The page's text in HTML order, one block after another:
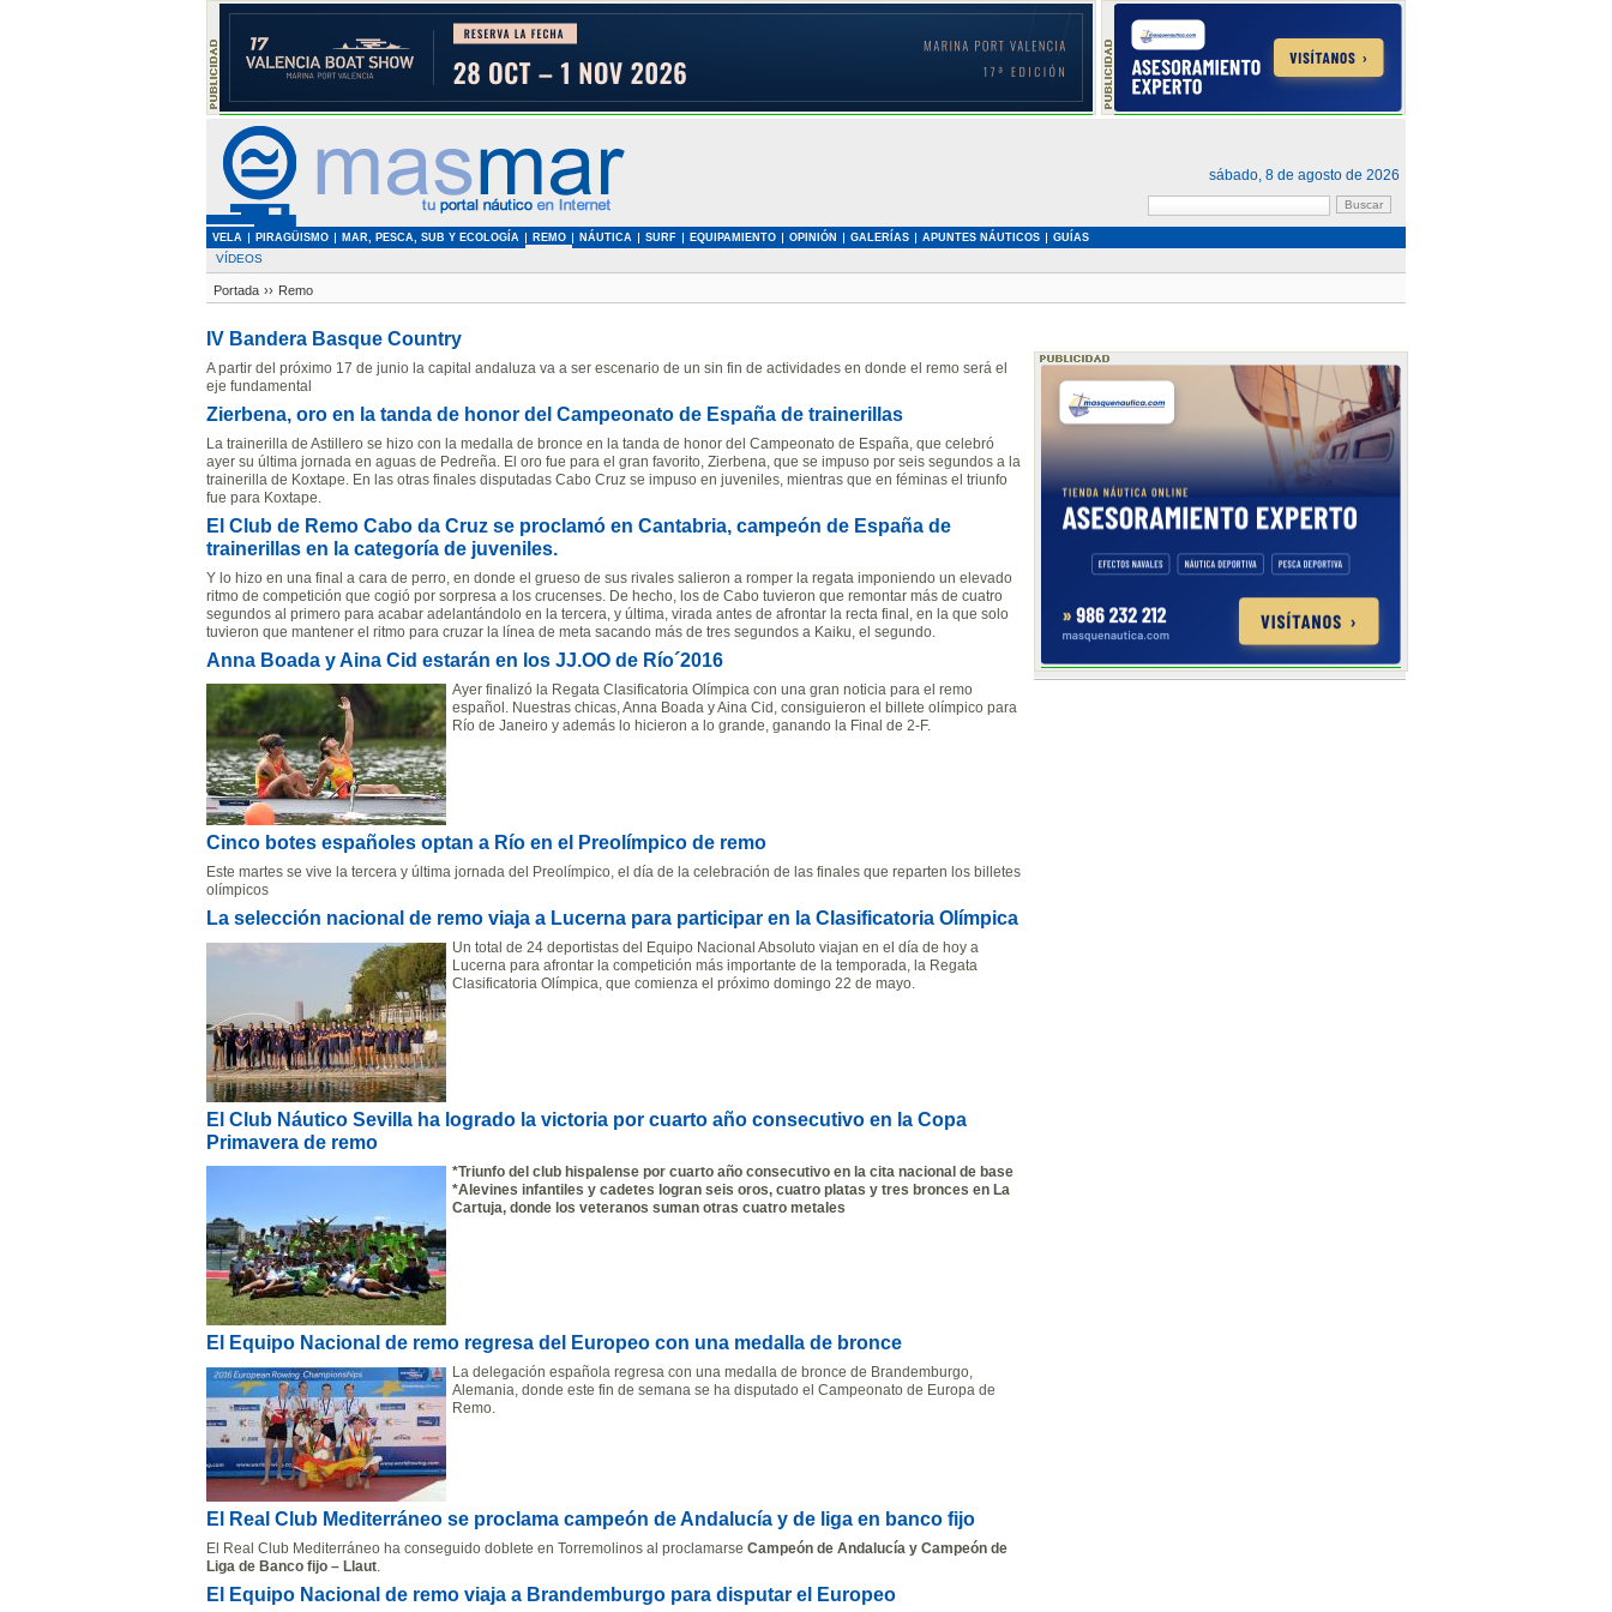
sábado, 8 de agosto de 2026
VELA PIRAGÜISMO MAR, PESCA, SUB Y ECOLOGÍA REMO NÁUTICA SURF EQUIPAMIENTO OPINIÓN GALERÍAS APUNTES NÁUTICOS GUÍAS
VÍDEOS
Portada ›› Remo
IV Bandera Basque Country
A partir del próximo 17 de junio la capital andaluza va a ser escenario de un sin fin de actividades en donde el remo será el
eje fundamental
Zierbena, oro en la tanda de honor del Campeonato de España de trainerillas
La trainerilla de Astillero se hizo con la medalla de bronce en la tanda de honor del Campeonato de España, que celebró
ayer su última jornada en aguas de Pedreña. El oro fue para el gran favorito, Zierbena, que se impuso por seis segundos a la
trainerilla de Koxtape. En las otras finales disputadas Cabo Cruz se impuso en juveniles, mientras que en féminas el triunfo
fue para Koxtape.
El Club de Remo Cabo da Cruz se proclamó en Cantabria, campeón de España de
trainerillas en la categoría de juveniles.
Y lo hizo en una final a cara de perro, en donde el grueso de sus rivales salieron a romper la regata imponiendo un elevado
ritmo de competición que cogió por sorpresa a los crucenses. De hecho, los de Cabo tuvieron que remontar más de cuatro
segundos al primero para acabar adelantándolo en la tercera, y última, virada antes de afrontar la recta final, en la que solo
tuvieron que mantener el ritmo para cruzar la línea de meta sacando más de tres segundos a Kaiku, el segundo.
Anna Boada y Aina Cid estarán en los JJ.OO de Río´2016
Ayer finalizó la Regata Clasificatoria Olímpica con una gran noticia para el remo
español. Nuestras chicas, Anna Boada y Aina Cid, consiguieron el billete olímpico para
Río de Janeiro y además lo hicieron a lo grande, ganando la Final de 2-F.
Cinco botes españoles optan a Río en el Preolímpico de remo
Este martes se vive la tercera y última jornada del Preolímpico, el día de la celebración de las finales que reparten los billetes
olímpicos
La selección nacional de remo viaja a Lucerna para participar en la Clasificatoria Olímpica
Un total de 24 deportistas del Equipo Nacional Absoluto viajan en el día de hoy a
Lucerna para afrontar la competición más importante de la temporada, la Regata
Clasificatoria Olímpica, que comienza el próximo domingo 22 de mayo.
El Club Náutico Sevilla ha logrado la victoria por cuarto año consecutivo en la Copa
Primavera de remo
*Triunfo del club hispalense por cuarto año consecutivo en la cita nacional de base
*Alevines infantiles y cadetes logran seis oros, cuatro platas y tres bronces en La
Cartuja, donde los veteranos suman otras cuatro metales
El Equipo Nacional de remo regresa del Europeo con una medalla de bronce
La delegación española regresa con una medalla de bronce de Brandemburgo,
Alemania, donde este fin de semana se ha disputado el Campeonato de Europa de
Remo.
El Real Club Mediterráneo se proclama campeón de Andalucía y de liga en banco fijo
El Real Club Mediterráneo ha conseguido doblete en Torremolinos al proclamarse Campeón de Andalucía y Campeón de
Liga de Banco fijo – Llaut.
El Equipo Nacional de remo viaja a Brandemburgo para disputar el Europeo